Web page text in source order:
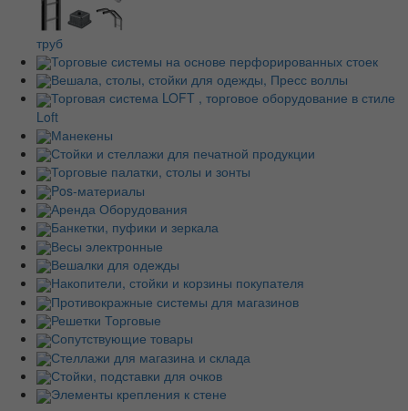
труб
Торговые системы на основе перфорированных стоек
Вешала, столы, стойки для одежды, Пресс воллы
Торговая система LOFT , торговое оборудование в стиле
Loft
Манекены
Стойки и стеллажи для печатной продукции
Торговые палатки, столы и зонты
Pos-материалы
Аренда Оборудования
Банкетки, пуфики и зеркала
Весы электронные
Вешалки для одежды
Накопители, стойки и корзины покупателя
Противокражные системы для магазинов
Решетки Торговые
Сопутствующие товары
Стеллажи для магазина и склада
Стойки, подставки для очков
Элементы крепления к стене